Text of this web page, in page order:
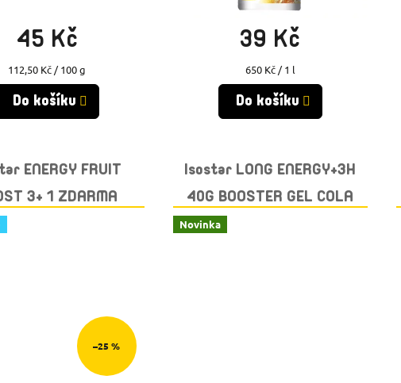
45 Kč
Měrná
cena:
112,50 Kč / 100 g
Do košíku
39 Kč
Měrná
cena:
650 Kč / 1 l
Do košíku
ENERGY FRUIT
3+ 1 ZDARMA
–25 %
Isostar LONG ENERGY+3H
40G BOOSTER GEL COLA
Novinka